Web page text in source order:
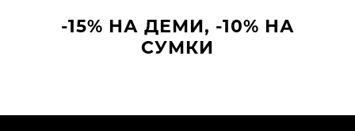
-15% НА ДЕМИ, -10% НА
СУМКИ